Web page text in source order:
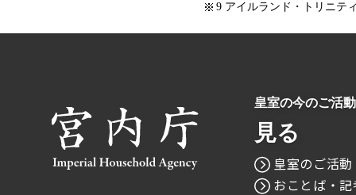
9 アイルランド・トリニテ
皇室の今のご活
見る
皇室のご活
おことば・